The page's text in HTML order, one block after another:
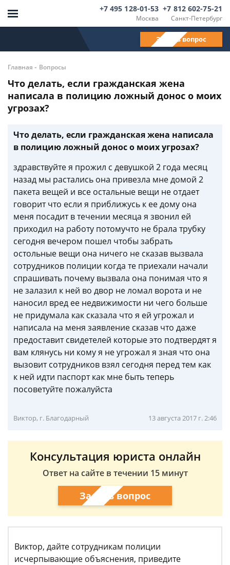
Москва
+7 495 128-01-53
Санкт-Петербург
+7 812 602-75-21
Задать вопрос
Главная - Вопросы
Что делать, если гражданская жена
написала в полицию ложный донос о моих
угрозах?
Что делать, если гражданская жена написала
в полицию ложный донос о моих угрозах?
здравствуйте я прожил с девушкой 2 года месяц
назад мы растались она привезла мне домой 2
пакета вещей и все остальные вещи не отдает
говорит что если я приближусь к ее дому она
меня посадит в течении месяца я звонил ей
приходил на работу потомучто не брала трубку
сегодня вечером пошел чтобы забрать
остольные вещи она ничего не сказав вызвала
сотрудников полиции когда те приехали начали
спрашивать почему вызвала она понимая что я
не залазил к ней во двор не ломал ворота и не
наносил вред ее недвижимости ни чего больше
не придумала как сказала что я ей угрожал и
написала на меня заявление сказав что даже
предоставит свидетелей которые это подтвердят я
вам клянусь ни кому я не угрожал я зная что она
вызовит сотрудников взял сегодня перед тем как
к ней идти паспорт как мне быть теперь
посоветуйте пожалуйста
Виктор, г. Благодарный 13 августа 2017 г. 2:46
Консультация юриста онлайн
Ответ на сайте в течении 15 минут
Задать вопрос
Виктор, дайте сотрудникам полиции
исчерпывающие объяснения, приведите